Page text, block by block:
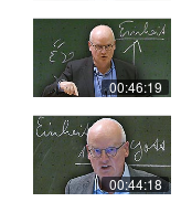
00:46:19
00:44:18